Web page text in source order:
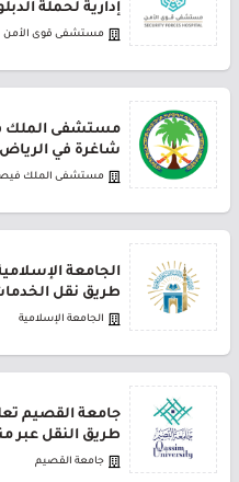
إدارية لحملة
مستشفى قوى الأمن
مستشفى الملك
شاغرة في الرياض
مستشفى الملك
الجامعة
طريق نقل
الجامعة الإسلامية
طريق النقل عبر
جامعة القصيم